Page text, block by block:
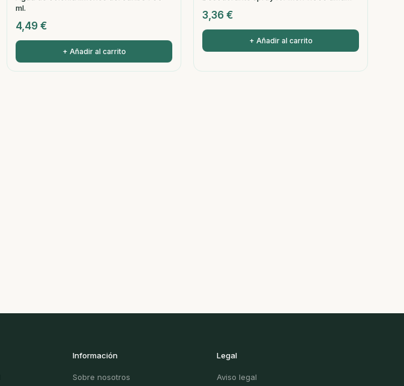
ml.
4,49 €
+ Añadir al carrito
3,36 €
+ Añadir al carrito
Información
Sobre nosotros
Legal
Aviso legal